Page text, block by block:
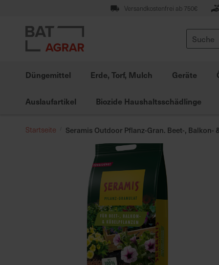
springen
Versandkostenfrei ab 750€
Suche
Düngemittel Erde, Torf, Mulch Geräte
Auslaufartikel Biozide Haushaltsschädlinge
Startseite Seramis Outdoor Pflanz-Gran. Beet-, Balkon-